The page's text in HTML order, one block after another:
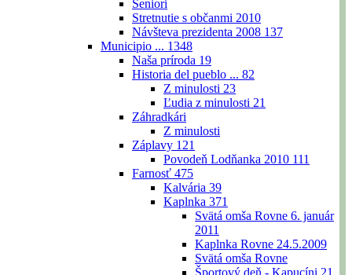
Seniori
Stretnutie s občanmi 2010
Návšteva prezidenta 2008 137
Municipio ... 1348
Naša príroda 19
Historia del pueblo ... 82
Z minulosti 23
Ľudia z minulosti 21
Záhradkári
Z minulosti
Záplavy 121
Povodeň Lodňanka 2010 111
Farnosť 475
Kalvária 39
Kaplnka 371
Svätá omša Rovne 6. január
2011
Kaplnka Rovne 24.5.2009
Svätá omša Rovne
Športový deň - Kapucíni 21.